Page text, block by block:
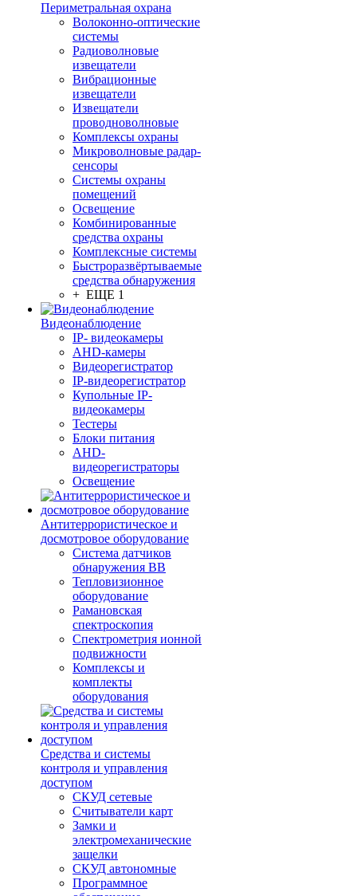
Периметральная охрана
Волоконно-оптические
системы
Радиоволновые
извещатели
Вибрационные
извещатели
Извещатели
проводноволновые
Комплексы охраны
Микроволновые радар-
сенсоры
Системы охраны
помещений
Освещение
Комбинированные
средства охраны
Комплексные системы
Быстроразвёртываемые
средства обнаружения
+ ЕЩЕ 1
Видеонаблюдение
IP- видеокамеры
AHD-камеры
Видеорегистратор
IP-видеорегистратор
Купольные IP-
видеокамеры
Тестеры
Блоки питания
AHD-
видеорегистраторы
Освещение
Антитеррористическое и
досмотровое оборудование
Cистема датчиков
обнаружения ВВ
Тепловизионное
оборудование
Рамановская
спектроскопия
Спектрометрия ионной
подвижности
Комплексы и
комплекты
оборудования
Средства и системы
контроля и управления
доступом
СКУД сетевые
Считыватели карт
Замки и
электромеханические
защелки
СКУД автономные
Программное